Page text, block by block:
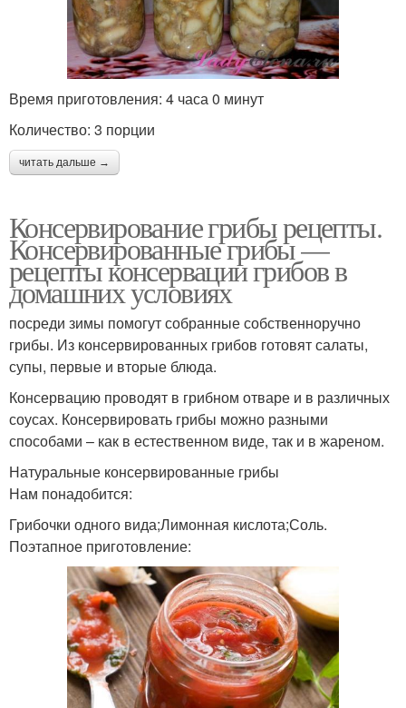
Время приготовления: 4 часа 0 минут
Количество: 3 порции
читать дальше →
Консервирование грибы рецепты.
Консервированные грибы —
рецепты консервации грибов в
домашних условиях
посреди зимы помогут собранные собственноручно
грибы. Из консервированных грибов готовят салаты,
супы, первые и вторые блюда.
Консервацию проводят в грибном отваре и в различных
соусах. Консервировать грибы можно разными
способами – как в естественном виде, так и в жареном.
Натуральные консервированные грибы
Нам понадобится:
Грибочки одного вида;Лимонная кислота;Соль.
Поэтапное приготовление: